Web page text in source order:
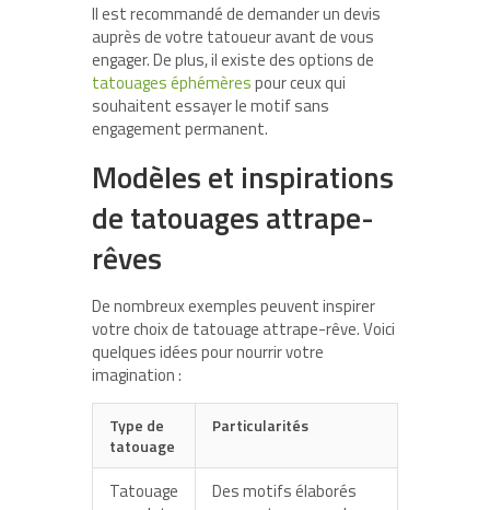
Il est recommandé de demander un devis
auprès de votre tatoueur avant de vous
engager. De plus, il existe des options de
tatouages éphémèrespour ceux qui
souhaitent essayer le motif sans
engagement permanent.
Modèles et inspirations
de tatouages attrape-
rêves
De nombreux exemples peuvent inspirer
votre choix de tatouage attrape-rêve. Voici
quelques idées pour nourrir votre
imagination :
Type de
tatouage
Particularités
Tatouage
Des motifs élaborés